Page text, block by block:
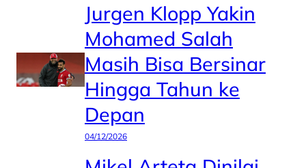
Jurgen Klopp Yakin
Mohamed Salah
Masih Bisa Bersinar
Hingga Tahun ke
Depan
04/12/2026